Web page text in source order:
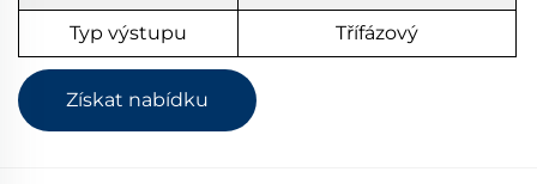
Typ výstupu Třífázový
Získat nabídku